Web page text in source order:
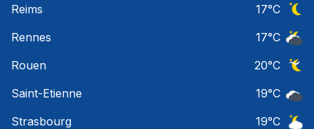
Reims
17°C
Rennes
17°C
Rouen
20°C
Saint-Etienne
19°C
Strasbourg
19°C